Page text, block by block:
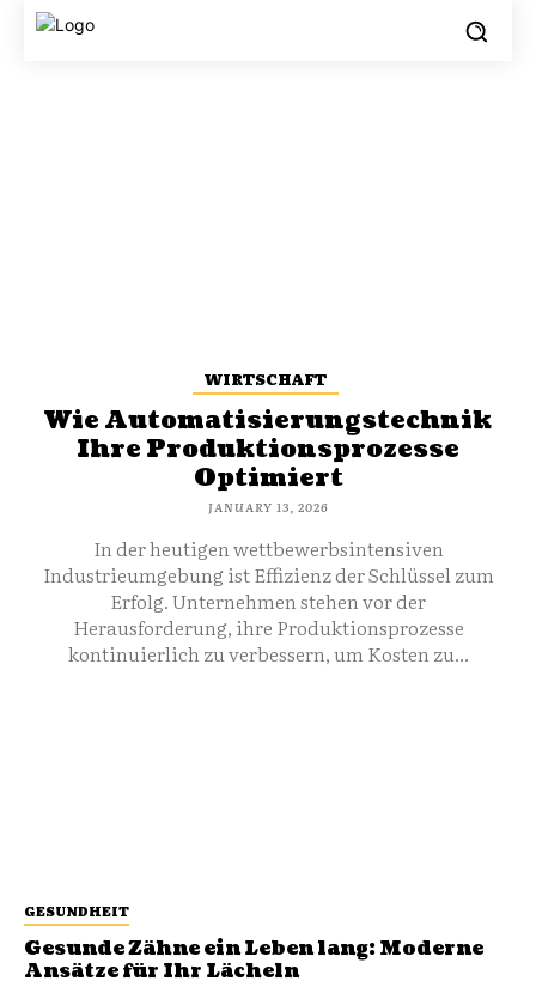
WIRTSCHAFT
Wie Automatisierungstechnik
Ihre Produktionsprozesse
Optimiert
JANUARY 13, 2026
In der heutigen wettbewerbsintensiven
Industrieumgebung ist Effizienz der Schlüssel zum
Erfolg. Unternehmen stehen vor der
Herausforderung, ihre Produktionsprozesse
kontinuierlich zu verbessern, um Kosten zu...
GESUNDHEIT
Gesunde Zähne ein Leben lang: Moderne
Ansätze für Ihr Lächeln